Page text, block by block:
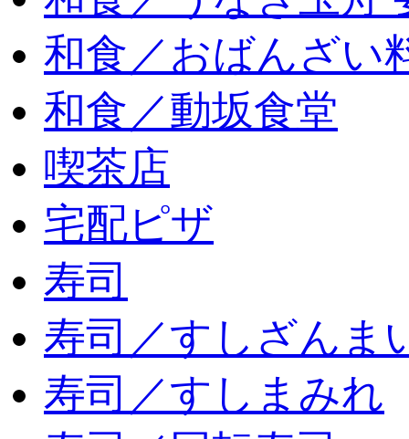
和食／おばんざい
和食／動坂食堂
喫茶店
宅配ピザ
寿司
寿司／すしざんま
寿司／すしまみれ